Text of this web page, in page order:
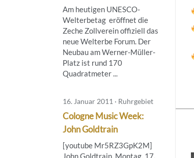
Am heutigen UNESCO-
Welterbetag eröffnet die
Zeche Zollverein offiziell das
neue Welterbe Forum. Der
Neubau am Werner-Müller-
Platz ist rund 170
Quadratmeter ...
16. Januar 2011 · Ruhrgebiet
Cologne Music Week:
John Goldtrain
[youtube Mr5RZ3GpK2M]
John Goldtrain, Montag, 17.